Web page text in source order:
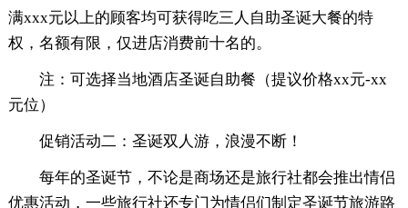
满xxx元以上的顾客均可获得吃三人自助圣诞大餐的特
权，名额有限，仅进店消费前十名的。
注：可选择当地酒店圣诞自助餐（提议价格xx元-xx
元位）
促销活动二：圣诞双人游，浪漫不断！
每年的圣诞节，不论是商场还是旅行社都会推出情侣
优惠活动，一些旅行社还专门为情侣们制定圣诞节旅游路